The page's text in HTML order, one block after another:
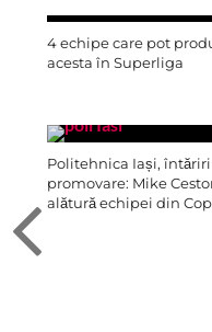
4 echipe care pot
acesta în Superliga
Politehnica Iași,
promovare: Mike
alătură echipei din